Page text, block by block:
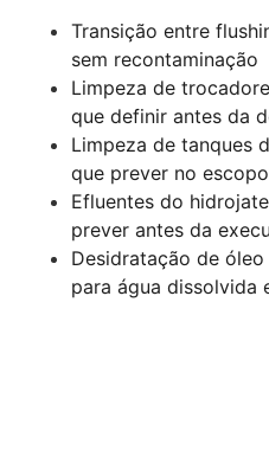
Transição entre
sem recontaminação
Limpeza de
que definir antes da
Limpeza de tanques
que prever no
Efluentes do
prever antes da
Desidratação de
para água dissolvida